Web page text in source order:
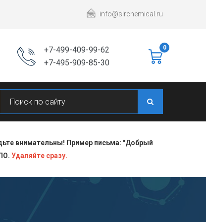
info@slrchemical.ru
+7-499-409-99-62
+7-495-909-85-30
0
внимательны! Пример письма: "Добрый
Удаляйте сразу.